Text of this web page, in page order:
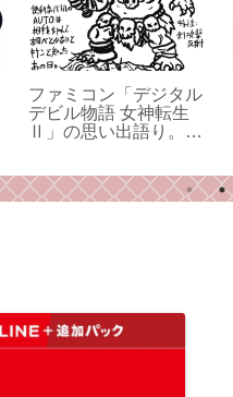
ファミコン「デジタル
デビル物語 女神転生
Ⅱ」の思い出語り。僕
ゲームのお話。